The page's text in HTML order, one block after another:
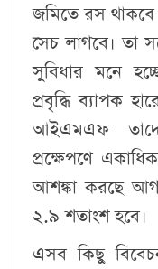
জমিতে রস
সেচ লাগবে। তা
সুবিধার মনে
প্রবৃদ্ধি ব্যাপক
আইএমএফ
প্রক্ষেপণে
আশঙ্কা করছে
২.৯ শতাংশ হবে।
এসব কিছু